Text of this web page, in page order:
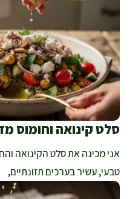
סלט קינואה וחומוס
אני מכינה את סלט הקינואה
טבעי, עשיר בערכים תזונתיים,